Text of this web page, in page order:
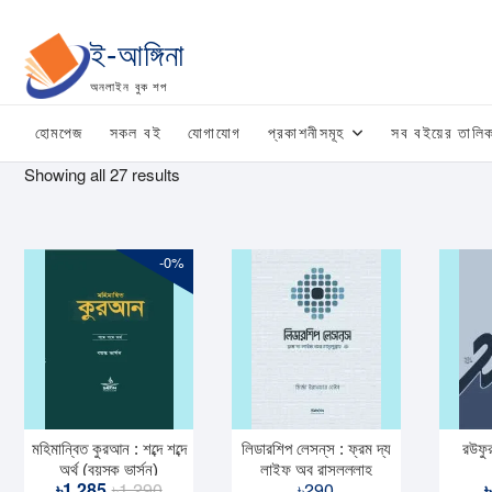
content
ই-আঙ্গিনা
অনলাইন বুক শপ
হোমপেজ সকল বই যোগাযোগ প্রকাশনীসমূহ সব বইয়ের
Showing all 27 results
-0%
মহিমান্বিত কুরআন : শব্দে শব্দে
অর্থ (বয়স্ক ভার্সন)
Original
Current
লিডারশিপ লেসন্‌স : ফ্রম দ্য
লাইফ অব রাসূলুল্লাহ